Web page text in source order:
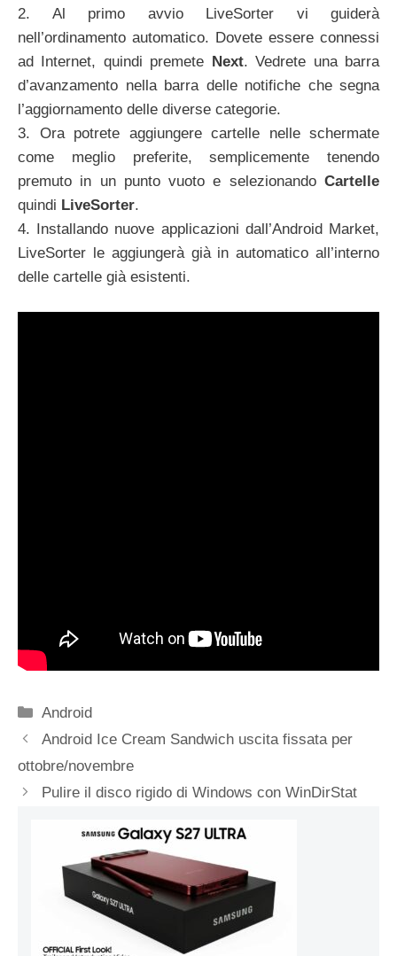
2. Al primo avvio LiveSorter vi guiderà
nell’ordinamento automatico. Dovete essere connessi
ad Internet, quindi premete Next. Vedrete una barra
d’avanzamento nella barra delle notifiche che segna
l’aggiornamento delle diverse categorie.
3. Ora potrete aggiungere cartelle nelle schermate
come meglio preferite, semplicemente tenendo
premuto in un punto vuoto e selezionando Cartelle
quindi LiveSorter.
4. Installando nuove applicazioni dall’Android Market,
LiveSorter le aggiungerà già in automatico all’interno
delle cartelle già esistenti.
Categorie
Android
Android Ice Cream Sandwich uscita fissata per
ottobre/novembre
Pulire il disco rigido di Windows con WinDirStat